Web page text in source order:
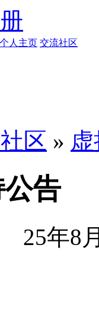
个人主页 交流社区
区 »
告
25年8